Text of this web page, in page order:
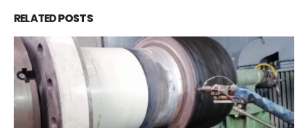
RELATEDPOSTS